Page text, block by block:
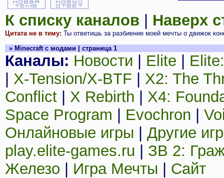
К списку каналов Наверх
Цитата не в тему: Ты ответишь за разбиение моей мечты о движок
» Minecraft с модами | страница 1
Каналы: Новости Elite
X-Tension/X-BTF
X2: The
Conflict
X Rebirth
X4:
Space Program
Evochron
Онлайновые игры
Другие
play.elite-games.ru
ЗВ 2:
Железо
Игра Мечты Сайт